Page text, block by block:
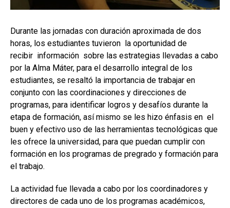
Durante las jornadas con duración aproximada de dos
horas, los estudiantes tuvieron la oportunidad de
recibir información sobre las estrategias llevadas a cabo
por la Alma Máter, para el desarrollo integral de los
estudiantes, se resaltó la importancia de trabajar en
conjunto con las coordinaciones y direcciones de
programas, para identificar logros y desafíos durante la
etapa de formación, así mismo se les hizo énfasis en el
buen y efectivo uso de las herramientas tecnológicas que
les ofrece la universidad, para que puedan cumplir con
formación en los programas de pregrado y formación para
el trabajo.
La actividad fue llevada a cabo por los coordinadores y
directores de cada uno de los programas académicos,